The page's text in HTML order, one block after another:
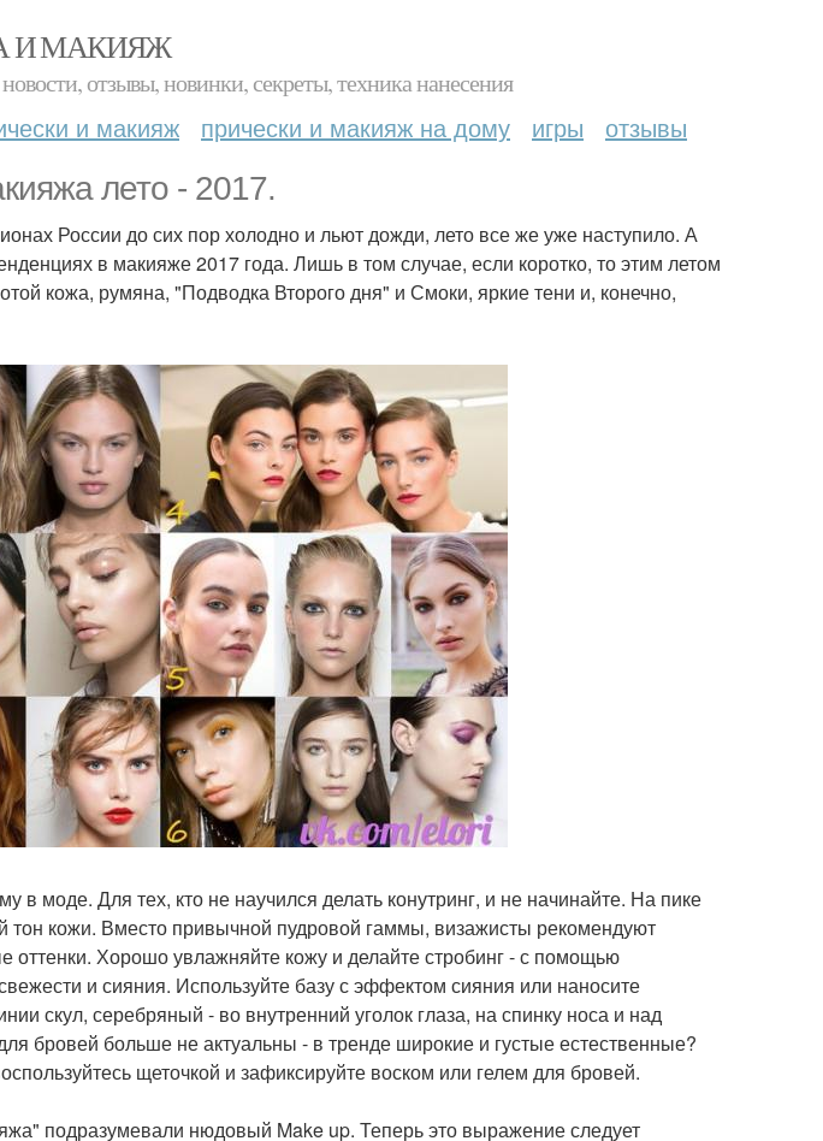
И МАКИЯЖ
отзывы, новинки, секреты, техника нанесения
и макияж прически и макияж на дому игры отзывы
лето - 2017.
России до сих пор холодно и льют дожди, лето все же уже наступило. А
в макияже 2017 года. Лишь в том случае, если коротко, то этим летом
кожа, румяна, "Подводка Второго дня" и Смоки, яркие тени и, конечно,
моде. Для тех, кто не научился делать конутринг, и не начинайте. На пике
тон кожи. Вместо привычной пудровой гаммы, визажисты рекомендуют
оттенки. Хорошо увлажняйте кожу и делайте стробинг - с помощью
и сияния. Используйте базу с эффектом сияния или наносите
скул, серебряный - во внутренний уголок глаза, на спинку носа и над
бровей больше не актуальны - в тренде широкие и густые естественные?
щеточкой и зафиксируйте воском или гелем для бровей.
подразумевали нюдовый Make up. Теперь это выражение следует